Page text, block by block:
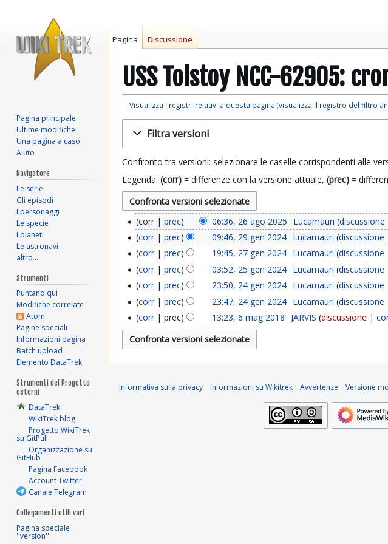
USS Tolstoy NCC-62905:
Visualizza i registri relativi a questa pagina (visualizza il registro del filtro
navigazione
ricerca
Filtra versioni
Confronto tra versioni: selezionare le caselle corrispondenti alle
Legenda: (corr) = differenze con la versione attuale, (prec) =
2
0
2
5
corr prec 06:36, 26 ago 2025 Lucamauri discussione
0
2
corr prec 09:46, 29 gen 2024 Lucamauri discussione
corr prec 19:45, 27 gen 2024 Lucamauri discussione
e
corr prec 03:52, 25 gen 2024 Lucamauri discussione
g
e
2
corr prec 23:50, 24 gen 2024 Lucamauri discussione
corr
prec 23:47, 24 gen 2024 Lucamauri discussione
m
a
g
corr prec 13:23, 6 mag 2018 JARVIS discussione
Pagina Discussione
Pagina principale
Ultime modifiche
Una pagina a caso
Aiuto
Navigatore
Le serie
Gli episodi
I personaggi
Le specie
I pianeti
Le astronavi
altro…
Strumenti
Puntano qui
Modifiche correlate
Atom
Pagine speciali
Informazioni pagina
Batch upload
Elemento DataTrek
Strumenti del Progetto
esterni
DataTrek
WikiTrek blog
Progetto WikiTrek
su GitPull
Organizzazione su
GitHub
Pagina Facebook
Account Twitter
Canale Telegram
Collegamenti utili vari
Pagina speciale
''version''
Informativa sulla privacy Informazioni su Wikitrek Avvertenze Versione